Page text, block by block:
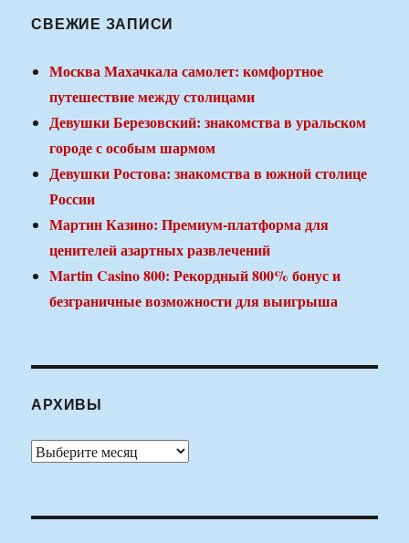
СВЕЖИЕ ЗАПИСИ
Москва Махачкала самолет: комфортное
путешествие между столицами
Девушки Березовский: знакомства в уральском
городе с особым шармом
Девушки Ростова: знакомства в южной столице
России
Мартин Казино: Премиум-платформа для
ценителей азартных развлечений
Martin Casino 800: Рекордный 800% бонус и
безграничные возможности для выигрыша
АРХИВЫ
Архивы